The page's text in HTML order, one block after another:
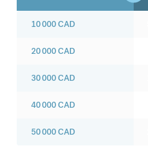
10 000CAD
20 000CAD
30 000CAD
40 000CAD
50 000CAD